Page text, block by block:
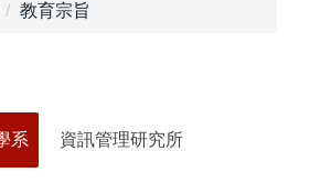
教育宗旨
系 資訊管理研究所